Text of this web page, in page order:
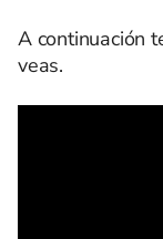
A continuación
veas.